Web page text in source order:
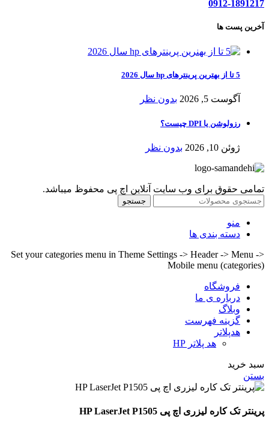
0912-1891217
آخرین پست ها
5 تا از بهترین پرینترهای hp سال 2026
آگوست 5, 2026 بدون نظر
رزولوشن یا DPI چیست؟
ژوئن 10, 2026 بدون نظر
تمامی حقوق برای وب سایت آنلاین اچ پی محفوظ میباشد.
جستجو
منو
دسته بندی ها
Set your categories menu in Theme Settings -> Header -> Menu ->
Mobile menu (categories)
فروشگاه
درباره ی ما
وبلاگ
گزینه فهرست
هدپلاتر
هد پلاتر HP
سبد خرید
بستن
پرینتر تک کاره لیزری اچ پی HP LaserJet P1505